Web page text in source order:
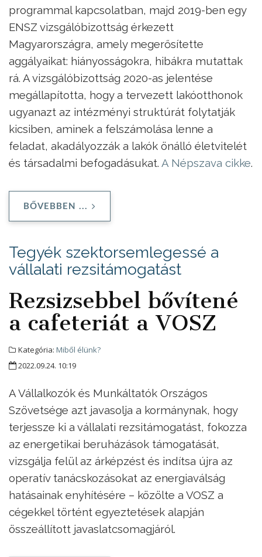
programmal kapcsolatban, majd 2019-ben egy
ENSZ vizsgálóbizottság érkezett
Magyarországra, amely megerősítette
aggályaikat: hiányosságokra, hibákra mutattak
rá. A vizsgálóbizottság 2020-as jelentése
megállapította, hogy a tervezett lakóotthonok
ugyanazt az intézményi struktúrát folytatják
kicsiben, aminek a felszámolása lenne a
feladat, akadályozzák a lakók önálló életvitelét
és társadalmi befogadásukat. A Népszava cikke.
BŐVEBBEN ...
Tegyék szektorsemlegessé a
vállalati rezsitámogatást
Rezsizsebbel bővítené
a cafeteriát a VOSZ
Kategória: Miből élünk?
2022.09.24. 10:19
A Vállalkozók és Munkáltatók Országos
Szövetsége azt javasolja a kormánynak, hogy
terjessze ki a vállalati rezsitámogatást, fokozza
az energetikai beruházások támogatását,
vizsgálja felül az árképzést és indítsa újra az
operatív tanácskozásokat az energiaválság
hatásainak enyhítésére – közölte a VOSZ a
cégekkel történt egyeztetések alapján
összeállított javaslatcsomagjáról.